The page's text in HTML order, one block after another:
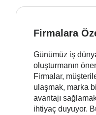
Firmalara
Günümüz iş
oluşturmanın
Firmalar,
ulaşmak, marka
avantajı
ihtiyaç duyuyor.